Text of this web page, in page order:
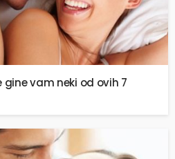
gine vam neki od ovih 7